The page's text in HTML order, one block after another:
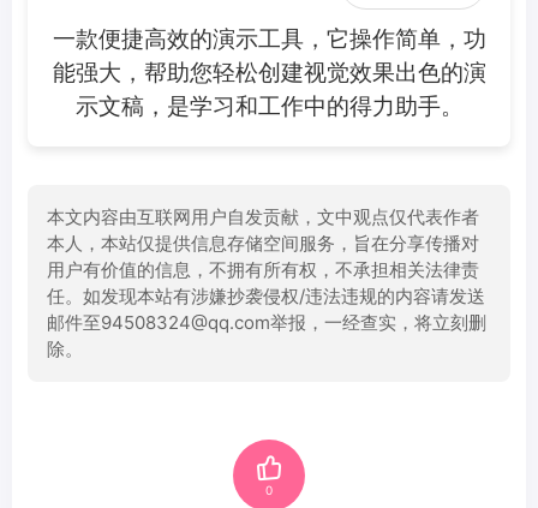
一款便捷高效的演示工具，它操作简单，功
能强大，帮助您轻松创建视觉效果出色的演
示文稿，是学习和工作中的得力助手。
本文内容由互联网用户自发贡献，文中观点仅代表作者
本人，本站仅提供信息存储空间服务，旨在分享传播对
用户有价值的信息，不拥有所有权，不承担相关法律责
任。如发现本站有涉嫌抄袭侵权/违法违规的内容请发送
邮件至94508324@qq.com举报，一经查实，将立刻删
除。
0